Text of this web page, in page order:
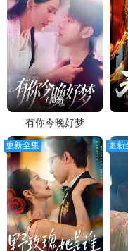
7.0分
有你今晚好梦
更新全集 更新